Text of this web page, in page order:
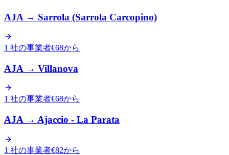
AJA → Sarrola (Sarrola Carcopino)
1 社の事業者€68から
AJA → Villanova
1 社の事業者€68から
AJA → Ajaccio - La Parata
1 社の事業者€82から